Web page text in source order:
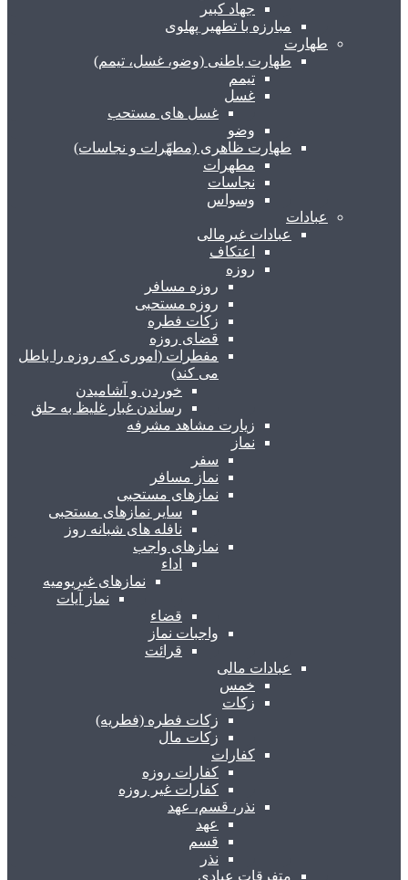
جهاد کبیر
مبارزه با تطهیر پهلوی
طهارت
طهارت باطنی (وضو، غسل، تیمم)
تیمم
غسل
غسل های مستحب
وضو
طهارت ظاهری (مطهّرات و نجاسات)
مطهرات
نجاسات
وسواس
عبادات
عبادات غیرمالی
اعتکاف
روزه
روزه مسافر
روزه مستحبی
زکات فطره
قضای روزه
مفطرات (اموری که روزه را باطل
می کند)
خوردن و آشامیدن
رساندن غبار غلیظ به حلق
زیارت مشاهد مشرفه
نماز
سفر
نماز مسافر
نمازهای مستحبی
سایر نمازهای مستحبی
نافله های شبانه روز
نمازهای واجب
اداء
نمازهای غیریومیه
نماز آیات
قضاء
واجبات نماز
قرائت
عبادات مالی
خمس
زکات
زکات فطره (فطریه)
زکات مال
کفارات
کفارات روزه
کفارات غیر روزه
نذر، قسم، عهد
عهد
قسم
نذر
متفرقات عبادی